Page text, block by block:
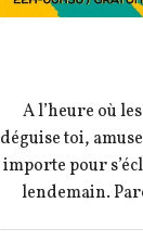
A l’heure où
déguise toi,
importe pour
lendemain.